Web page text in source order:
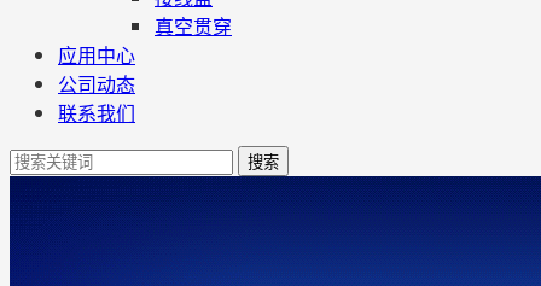
真空贯穿
应用中心
公司动态
联系我们
搜索